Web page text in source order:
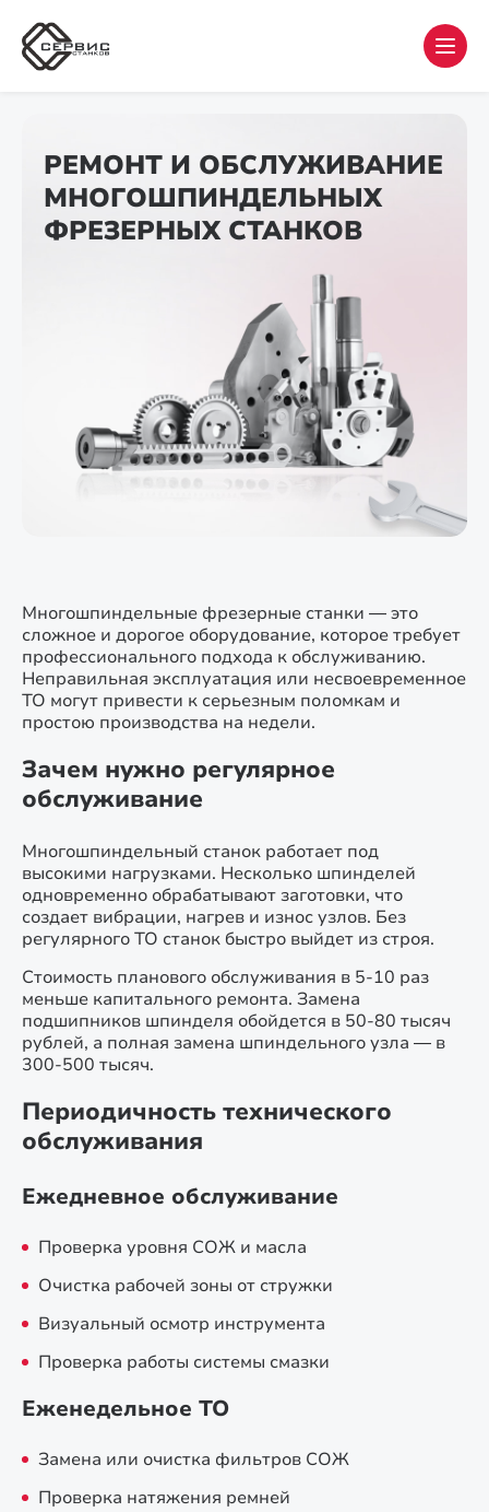
РЕМОНТ И ОБСЛУЖИВАНИЕ
МНОГОШПИНДЕЛЬНЫХ
ФРЕЗЕРНЫХ СТАНКОВ
Многошпиндельные фрезерные станки — это
сложное и дорогое оборудование, которое требует
профессионального подхода к обслуживанию.
Неправильная эксплуатация или несвоевременное
ТО могут привести к серьезным поломкам и
простою производства на недели.
Зачем нужно регулярное
обслуживание
Многошпиндельный станок работает под
высокими нагрузками. Несколько шпинделей
одновременно обрабатывают заготовки, что
создает вибрации, нагрев и износ узлов. Без
регулярного ТО станок быстро выйдет из строя.
Стоимость планового обслуживания в 5-10 раз
меньше капитального ремонта. Замена
подшипников шпинделя обойдется в 50-80 тысяч
рублей, а полная замена шпиндельного узла — в
300-500 тысяч.
Периодичность технического
обслуживания
Ежедневное обслуживание
Проверка уровня СОЖ и масла
Очистка рабочей зоны от стружки
Визуальный осмотр инструмента
Проверка работы системы смазки
Еженедельное ТО
Замена или очистка фильтров СОЖ
Проверка натяжения ремней